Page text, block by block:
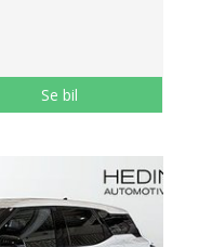
Se bil